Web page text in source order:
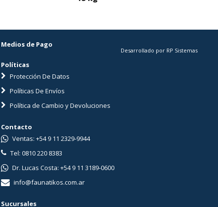
Medios de Pago
Políticas
Protección De Datos
Políticas De Envíos
Política de Cambio y Devoluciones
Desarrollado por RP Sistemas
Contacto
Ventas: +54 9 11 2329-9944
Tel: 0810 220 8383
Dr. Lucas Costa: +54 9 11 3189-0600
info@faunatikos.com.ar
Sucursales